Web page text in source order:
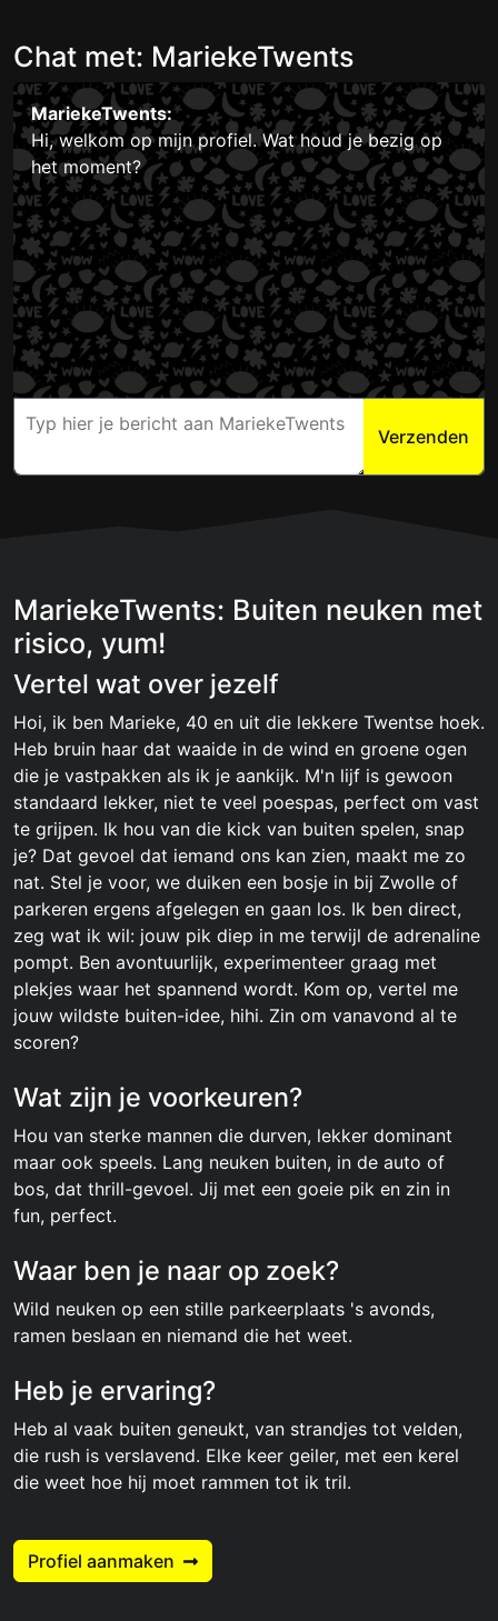
Chat met: MariekeTwents
MariekeTwents:
Hi, welkom op mijn profiel. Wat houd je bezig op
het moment?
Verzenden
MariekeTwents: Buiten neuken met
risico, yum!
Vertel wat over jezelf
Hoi, ik ben Marieke, 40 en uit die lekkere Twentse hoek.
Heb bruin haar dat waaide in de wind en groene ogen
die je vastpakken als ik je aankijk. M'n lijf is gewoon
standaard lekker, niet te veel poespas, perfect om vast
te grijpen. Ik hou van die kick van buiten spelen, snap
je? Dat gevoel dat iemand ons kan zien, maakt me zo
nat. Stel je voor, we duiken een bosje in bij Zwolle of
parkeren ergens afgelegen en gaan los. Ik ben direct,
zeg wat ik wil: jouw pik diep in me terwijl de adrenaline
pompt. Ben avontuurlijk, experimenteer graag met
plekjes waar het spannend wordt. Kom op, vertel me
jouw wildste buiten-idee, hihi. Zin om vanavond al te
scoren?
Wat zijn je voorkeuren?
Hou van sterke mannen die durven, lekker dominant
maar ook speels. Lang neuken buiten, in de auto of
bos, dat thrill-gevoel. Jij met een goeie pik en zin in
fun, perfect.
Waar ben je naar op zoek?
Wild neuken op een stille parkeerplaats 's avonds,
ramen beslaan en niemand die het weet.
Heb je ervaring?
Heb al vaak buiten geneukt, van strandjes tot velden,
die rush is verslavend. Elke keer geiler, met een kerel
die weet hoe hij moet rammen tot ik tril.
Profiel aanmaken